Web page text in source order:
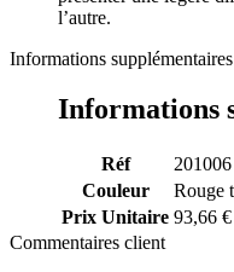
l’autre.
Informations supplémentaires
Informations
Réf
201006
Couleur
Rouge
Prix Unitaire 93,66
Commentaires client